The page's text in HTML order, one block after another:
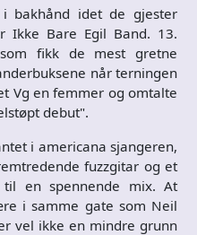
bakhånd idet de gjester
Ikke Bare Egil Band. 13.
fikk de mest gretne
når terningen
Vg en femmer og omtalte
debut".
i americana sjangeren,
fuzzgitar og et
en spennende mix. At
i samme gate som Neil
vel ikke en mindre grunn